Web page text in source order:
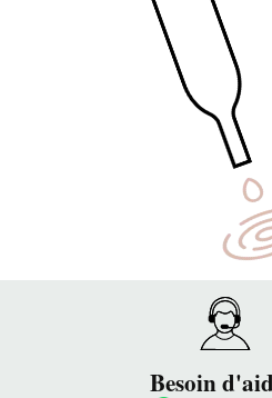
Besoin